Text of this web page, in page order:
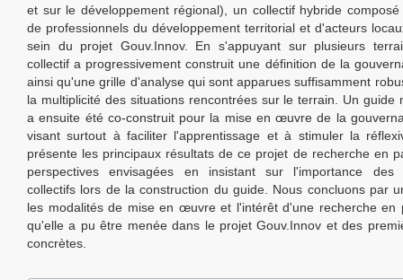
et sur le développement régional), un collectif hybride
de professionnels du développement territorial et d'acteurs
sein du projet Gouv.Innov. En s'appuyant sur plusieurs
collectif a progressivement construit une définition de la
ainsi qu'une grille d'analyse qui sont apparues suffisamment
la multiplicité des situations rencontrées sur le terrain. Un guide
a ensuite été co-construit pour la mise en œuvre de la
visant surtout à faciliter l'apprentissage et à stimuler la
présente les principaux résultats de ce projet de recherche en
perspectives envisagées en insistant sur l'importance des
collectifs lors de la construction du guide. Nous concluons par
les modalités de mise en œuvre et l'intérêt d'une recherche en
qu'elle a pu être menée dans le projet Gouv.Innov et des
concrètes.